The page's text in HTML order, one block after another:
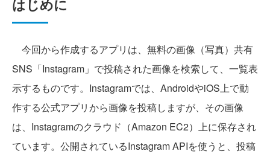
はじめに
今回から作成するアプリは、無料の画像（写真）共有
SNS「Instagram」で投稿された画像を検索して、一覧表
示するものです。Instagramでは、AndroidやiOS上で動
作する公式アプリから画像を投稿しますが、その画像
は、Instagramのクラウド（Amazon EC2）上に保存され
ています。公開されているInstagram APIを使うと、投稿